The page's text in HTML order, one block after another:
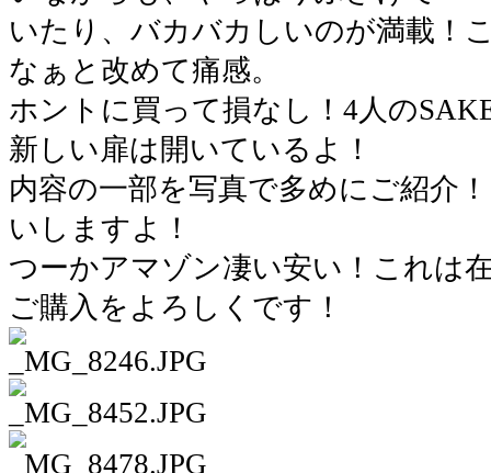
いたり、バカバカしいのが満載！
なぁと改めて痛感。
ホントに買って損なし！4人の
新しい扉は開いているよ！
内容の一部を写真で多めにご紹介
いしますよ！
つーかアマゾン凄い安い！これは
ご購入をよろしくです！